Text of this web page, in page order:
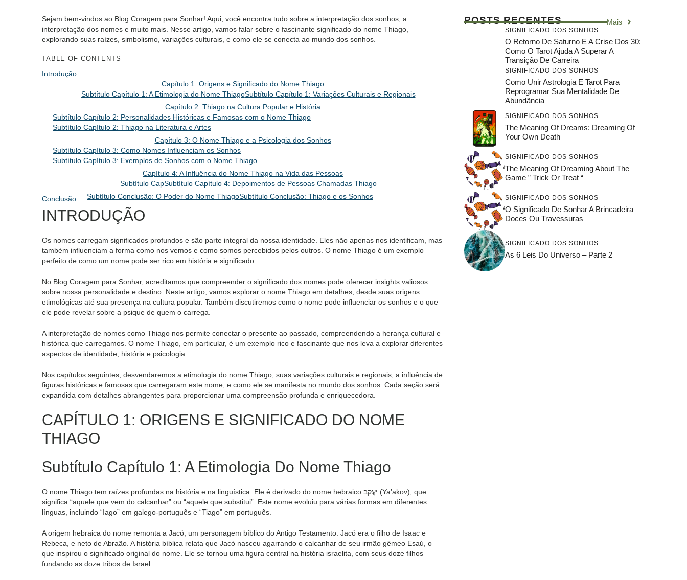
Sejam bem-vindos ao Blog Coragem para Sonhar! Aqui, você encontra tudo sobre a interpretação dos sonhos, a
interpretação dos nomes e muito mais. Nesse artigo, vamos falar sobre o fascinante significado do nome Thiago,
explorando suas raízes, simbolismo, variações culturais, e como ele se conecta ao mundo dos sonhos.
TABLE OF CONTENTS
Introdução
Capítulo 1: Origens e Significado do Nome Thiago
Subtítulo Capítulo 1: A Etimologia do Nome ThiagoSubtítulo Capítulo 1: Variações Culturais e Regionais
Capítulo 2: Thiago na Cultura Popular e História
Subtítulo Capítulo 2: Personalidades Históricas e Famosas com o Nome Thiago
Subtítulo Capítulo 2: Thiago na Literatura e Artes
Capítulo 3: O Nome Thiago e a Psicologia dos Sonhos
Subtítulo Capítulo 3: Como Nomes Influenciam os Sonhos
Subtítulo Capítulo 3: Exemplos de Sonhos com o Nome Thiago
Capítulo 4: A Influência do Nome Thiago na Vida das Pessoas
Subtítulo CapSubtítulo Capítulo 4: Depoimentos de Pessoas Chamadas Thiago
Conclusão
Subtítulo Conclusão: O Poder do Nome ThiagoSubtítulo Conclusão: Thiago e os Sonhos
INTRODUÇÃO
Os nomes carregam significados profundos e são parte integral da nossa identidade. Eles não apenas nos identificam, mas
também influenciam a forma como nos vemos e como somos percebidos pelos outros. O nome Thiago é um exemplo
perfeito de como um nome pode ser rico em história e significado.
No Blog Coragem para Sonhar, acreditamos que compreender o significado dos nomes pode oferecer insights valiosos
sobre nossa personalidade e destino. Neste artigo, vamos explorar o nome Thiago em detalhes, desde suas origens
etimológicas até sua presença na cultura popular. Também discutiremos como o nome pode influenciar os sonhos e o que
ele pode revelar sobre a psique de quem o carrega.
A interpretação de nomes como Thiago nos permite conectar o presente ao passado, compreendendo a herança cultural e
histórica que carregamos. O nome Thiago, em particular, é um exemplo rico e fascinante que nos leva a explorar diferentes
aspectos de identidade, história e psicologia.
Nos capítulos seguintes, desvendaremos a etimologia do nome Thiago, suas variações culturais e regionais, a influência de
figuras históricas e famosas que carregaram este nome, e como ele se manifesta no mundo dos sonhos. Cada seção será
expandida com detalhes abrangentes para proporcionar uma compreensão profunda e enriquecedora.
CAPÍTULO 1: ORIGENS E SIGNIFICADO DO NOME
THIAGO
Subtítulo Capítulo 1: A Etimologia Do Nome Thiago
O nome Thiago tem raízes profundas na história e na linguística. Ele é derivado do nome hebraico יַעֲקֹב (Ya’akov), que
significa “aquele que vem do calcanhar” ou “aquele que substitui”. Este nome evoluiu para várias formas em diferentes
línguas, incluindo “Iago” em galego-português e “Tiago” em português.
A origem hebraica do nome remonta a Jacó, um personagem bíblico do Antigo Testamento. Jacó era o filho de Isaac e
Rebeca, e neto de Abraão. A história bíblica relata que Jacó nasceu agarrando o calcanhar de seu irmão gêmeo Esaú, o
que inspirou o significado original do nome. Ele se tornou uma figura central na história israelita, com seus doze filhos
fundando as doze tribos de Israel.
POSTS RECENTES Mais
SIGNIFICADO DOS SONHOS
O Retorno De Saturno E A Crise Dos 30:
Como O Tarot Ajuda A Superar A
Transição De Carreira
SIGNIFICADO DOS SONHOS
Como Unir Astrologia E Tarot Para
Reprogramar Sua Mentalidade De
Abundância
SIGNIFICADO DOS SONHOS
The Meaning Of Dreams: Dreaming Of
Your Own Death
SIGNIFICADO DOS SONHOS
The Meaning Of Dreaming About The
Game ” Trick Or Treat “
SIGNIFICADO DOS SONHOS
O Significado De Sonhar A Brincadeira
Doces Ou Travessuras
SIGNIFICADO DOS SONHOS
As 6 Leis Do Universo – Parte 2